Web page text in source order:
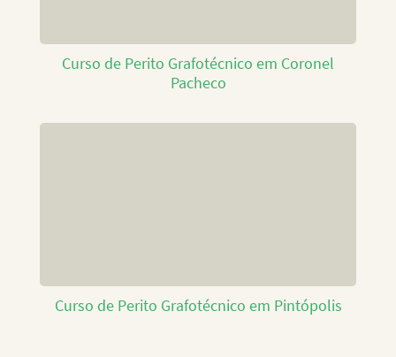
Curso de Perito Grafotécnico em Coronel
Pacheco
Curso de Perito Grafotécnico em Pintópolis